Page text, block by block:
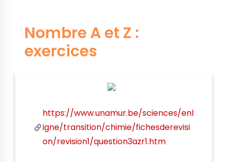
Nombre A et Z :
exercices
https://www.unamur.be/sciences/enl
igne/transition/chimie/fichesderevisi
on/revision1/question3azr1.htm